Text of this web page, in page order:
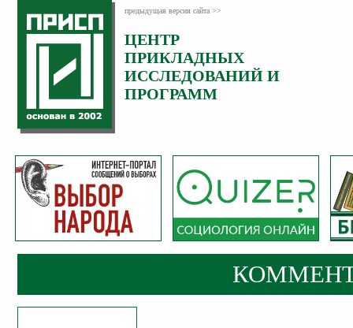
предыдущая версия сайта >>
ЦЕНТР
ПРИКЛАДНЫХ
ИССЛЕДОВАНИЙ И
ПРОГРАММ
Категория:
Комментарии